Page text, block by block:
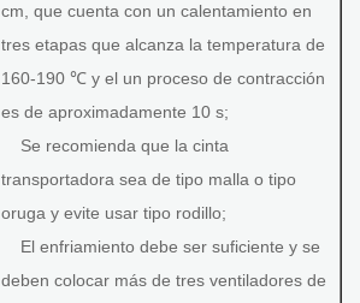
cm, que cuenta con un calentamiento en
tres etapas que alcanza la temperatura de
160-190 ℃ y el un proceso de contracción
es de aproximadamente 10 s;
Se recomienda que la cinta
transportadora sea de tipo malla o tipo
oruga y evite usar tipo rodillo;
El enfriamiento debe ser suficiente y se
deben colocar más de tres ventiladores de